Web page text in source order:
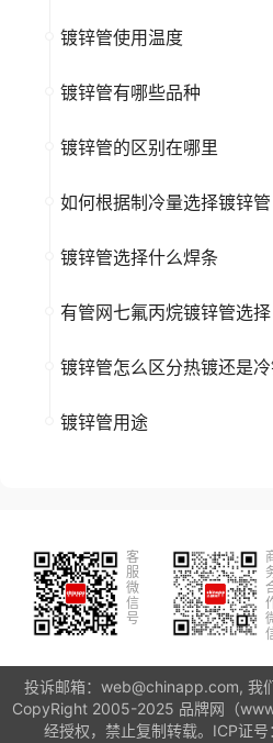
镀锌管使用温度
镀锌管有哪些品种
镀锌管的区别在哪里
如何根据制冷量选择镀锌管
镀锌管选择什么焊条
有管网七氟丙烷镀锌管选择
镀锌管怎么区分热镀还是
镀锌管用途
客
服
微
信
号
投诉邮箱：web@chinapp.com, 我
CopyRight 2005-2025 品牌网（
经授权，禁止复制转载。ICP证号